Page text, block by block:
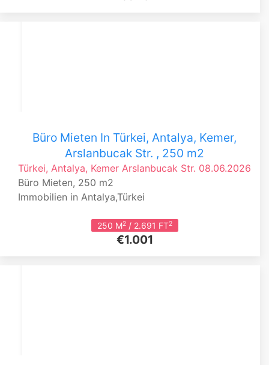
Büro Mieten In Türkei, Antalya, Kemer,
Arslanbucak Str. , 250 m2
Türkei, Antalya, Kemer Arslanbucak Str. 08.06.2026
Büro Mieten, 250 m2
Immobilien in Antalya,Türkei
250 M2/ 2.691 FT2
€1.001